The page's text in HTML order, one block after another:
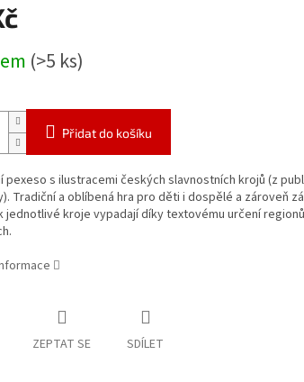
(>5 ks)
Přidat do košíku
pexeso s ilustracemi českých slavnostních krojů (z
Tradiční a oblíbená hra pro děti i dospělé a zároveň
jednotlivé kroje vypadají díky textovému určení
ZEPTAT SE SDÍLET